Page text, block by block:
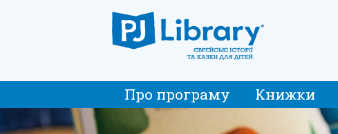
Про програму Книжки